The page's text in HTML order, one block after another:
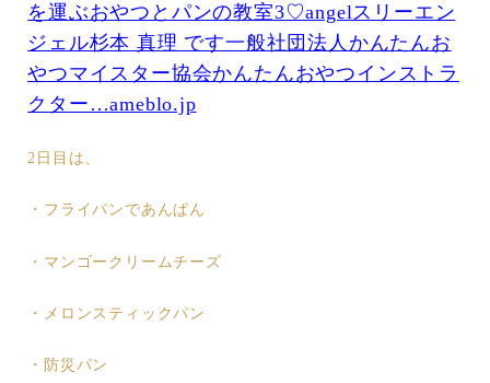
を運ぶおやつとパンの教室3♡angelスリーエン
ジェル杉本 真理 です一般社団法人かんたんお
やつマイスター協会かんたんおやつインストラ
クター…ameblo.jp
2日目は、
・フライパンであんぱん
・マンゴークリームチーズ
・メロンスティックパン
・防災パン